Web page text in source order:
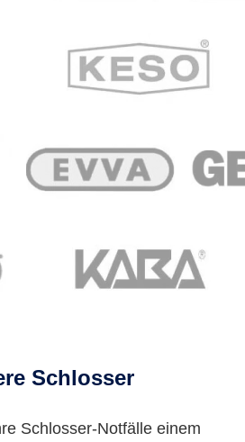
Schlosser
Schlosser-Notfälle einem